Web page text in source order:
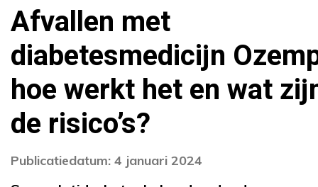
Afvallen met
diabetesmedicijn
hoe werkt het en wat
de risico’s?
Publicatiedatum: 4 januari 2024